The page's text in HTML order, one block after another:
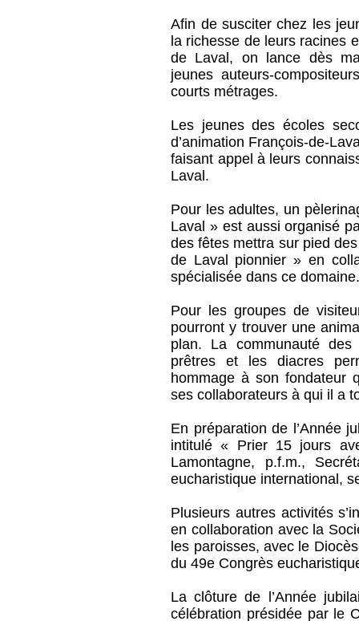
Afin de susciter chez les
la richesse de leurs racines
de Laval, on lance dès
jeunes auteurs-
courts métrages.
Les jeunes des écoles
d’animation
faisant appel à leurs
Laval.
Pour les adultes, un
Laval » est aussi organisé
des fêtes mettra sur pied
de Laval pionnier » en
spécialisée dans ce
Pour les groupes de
pourront y trouver une
plan. La communauté
prêtres et les diacres
hommage à son fondateur
ses collaborateurs à qui il a
En préparation de l’Année
intitulé « Prier 15 jours
Lamontagne, p.f.m.,
eucharistique international,
Plusieurs autres activités
en collaboration avec la
les paroisses, avec le
du 49e Congrès
La clôture de l’Année
célébration présidée par le